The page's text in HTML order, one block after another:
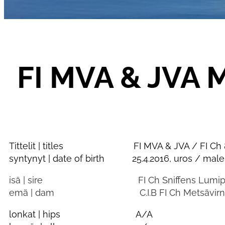
FI MVA &
Tittelit | titles FI MVA & JVA / FI Ch &
syntynyt | date of birth 25.4.2016, uros / male
isä | sire FI Ch Sniffens
emä | dam C.I.B FI Ch Metsävirnan
lonkat | hips A/A